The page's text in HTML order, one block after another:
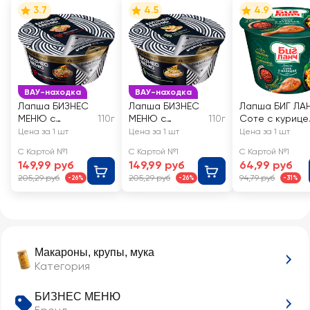
Макароны, крупы, мука
Категория
БИЗНЕС МЕНЮ
ВАУ-находка
3.7
Лапша БИЗНЕС
МЕНЮ с
кусочками
арахисовой
посыпкой
110г
Цена за 1 шт
С Картой №1
149,99 руб
205,29 руб -26%
ВАУ-находка
4.5
Лапша БИЗНЕС
МЕНЮ с
кусочками
арахисовой
посыпкой
110г
Цена за 1 шт
С Картой №1
149,99 руб
205,29 руб -26%
4.9
Лапша БИГ
Соте с
и пряными
Цена за 1 шт
С Картой №1
64,99 руб
94,79 руб -31%